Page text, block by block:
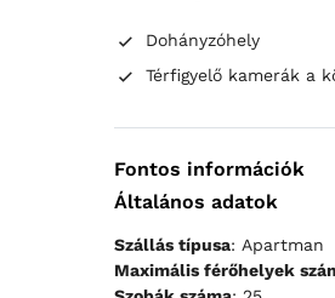
Dohányzóhely
Térfigyelő kamerák a
Fontos információk
Általános adatok
Szállás típusa: Apartman
Maximális férőhelyek